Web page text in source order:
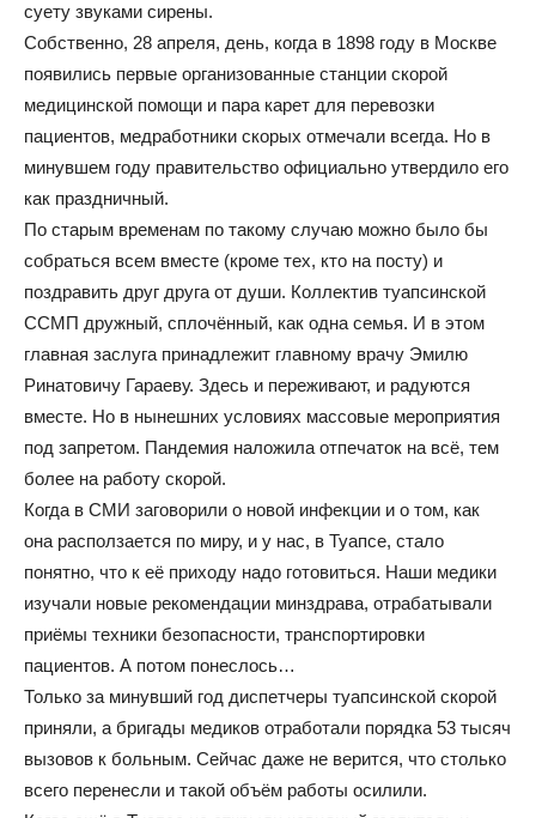
суету звуками сирены.
Собственно, 28 апреля, день, когда в 1898 году в Москве
появились первые организованные станции скорой
медицинской помощи и пара карет для перевозки
пациентов, медработники скорых отмечали всегда. Но в
минувшем году правительство официально утвердило его
как праздничный.
По старым временам по такому случаю можно было бы
собраться всем вместе (кроме тех, кто на посту) и
поздравить друг друга от души. Коллектив туапсинской
ССМП дружный, сплочённый, как одна семья. И в этом
главная заслуга принадлежит главному врачу Эмилю
Ринатовичу Гараеву. Здесь и переживают, и радуются
вместе. Но в нынешних условиях массовые мероприятия
под запретом. Пандемия наложила отпечаток на всё, тем
более на работу скорой.
Когда в СМИ заговорили о новой инфекции и о том, как
она расползается по миру, и у нас, в Туапсе, стало
понятно, что к её приходу надо готовиться. Наши медики
изучали новые рекомендации минздрава, отрабатывали
приёмы техники безопасности, транспортировки
пациентов. А потом понеслось…
Только за минувший год диспетчеры туапсинской скорой
приняли, а бригады медиков отработали порядка 53 тысяч
вызовов к больным. Сейчас даже не верится, что столько
всего перенесли и такой объём работы осилили.